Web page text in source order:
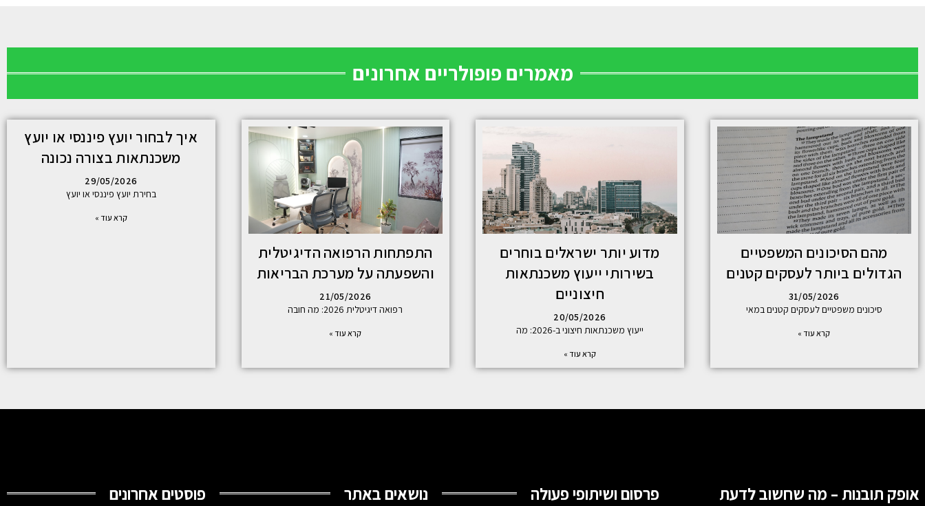
מאמרים פופולריים אחרונים
מהם הסיכונים המשפטיים
הגדולים ביותר לעסקים קטנים
31/05/2026
סיכונים משפטיים לעסקים קטנים במאי
קרא עוד »
מדוע יותר ישראלים בוחרים
בשירותי ייעוץ משכנתאות
חיצוניים
20/05/2026
ייעוץ משכנתאות חיצוני ב-2026: מה
קרא עוד »
התפתחות הרפואה הדיגיטלית
והשפעתה על מערכת הבריאות
21/05/2026
רפואה דיגיטלית 2026: מה חובה
קרא עוד »
איך לבחור יועץ פיננסי או יועץ
משכנתאות בצורה נכונה
29/05/2026
בחירת יועץ פיננסי או יועץ
קרא עוד »
אופק תובנות – מה שחשוב לדעת
פרסום ושיתופי פעולה נושאים באתר פוסטים אחרונים